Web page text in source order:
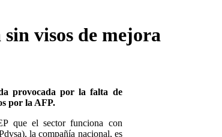
visos de mejora
provocada por la falta de
por la AFP.
que el sector funciona con
la compañía nacional, es